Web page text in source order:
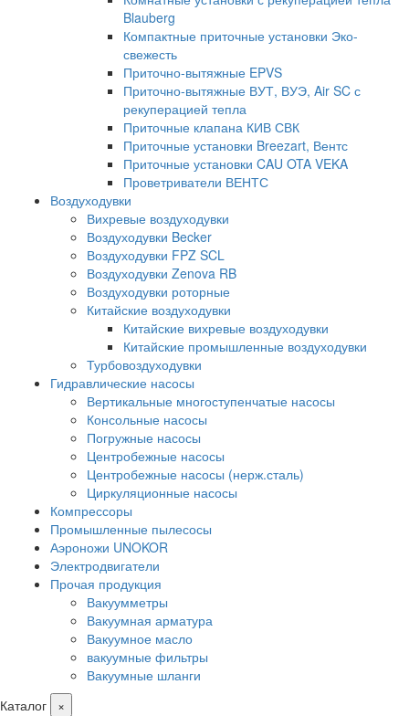
Blauberg
Компактные приточные установки Эко-
свежесть
Приточно-вытяжные EPVS
Приточно-вытяжные ВУТ, ВУЭ, Air SC с
рекуперацией тепла
Приточные клапана КИВ СВК
Приточные установки Breezart, Вентс
Приточные установки CAU OTA VEKA
Проветриватели ВЕНТС
Воздуходувки
Вихревые воздуходувки
Воздуходувки Becker
Воздуходувки FPZ SCL
Воздуходувки Zenova RB
Воздуходувки роторные
Китайские воздуходувки
Китайские вихревые воздуходувки
Китайские промышленные воздуходувки
Турбовоздуходувки
Гидравлические насосы
Вертикальные многоступенчатые насосы
Консольные насосы
Погружные насосы
Центробежные насосы
Центробежные насосы (нерж.сталь)
Циркуляционные насосы
Компрессоры
Промышленные пылесосы
Аэроножи UNOKOR
Электродвигатели
Прочая продукция
Вакуумметры
Вакуумная арматура
Вакуумное масло
вакуумные фильтры
Вакуумные шланги
Каталог
×